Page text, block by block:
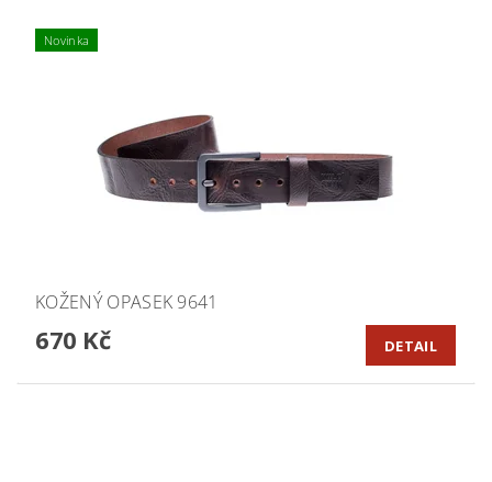
Novinka
KOŽENÝ OPASEK 9641
670 Kč DETAIL